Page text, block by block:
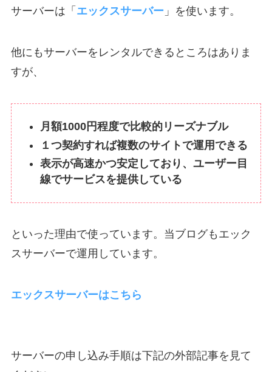
サーバーは「 エックスサーバー 」を使います。
他にもサーバーをレンタルできるところはありま
すが、
月額1000円程度で比較的リーズナブル
１つ契約すれば複数のサイトで運用できる
表示が高速かつ安定しており、ユーザー目
線でサービスを提供している
といった理由で使っています。当ブログもエック
スサーバーで運用しています。
エックスサーバーはこちら
サーバーの申し込み手順は下記の外部記事を見て